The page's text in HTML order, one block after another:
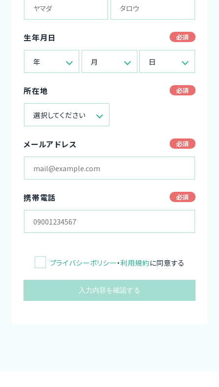
生年月日
年 月 日
所在地
選択してください
メールアドレス
携帯電話
プライバシーポリシー・利用規約に同意する
入力内容を確認する